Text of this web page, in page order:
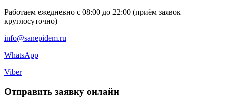
Работаем ежедневно с 08:00 до 22:00 (приём заявок
круглосуточно)
info@sanepidem.ru
WhatsApp
Viber
Отправить заявку онлайн